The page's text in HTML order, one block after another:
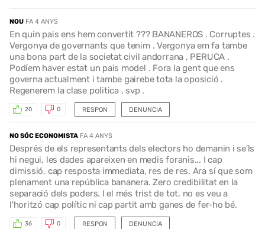
NOU FA 4 ANYS
En quin pais ens hem convertit ??? BANANEROS . Corruptes .
Vergonya de governants que tenim . Vergonya em fa tambe
una bona part de la societat civil andorrana , PERUCA .
Podíem haver estat un pais model . Fora la gent que ens
governa actualment i tambe gairebe tota la oposició .
Regenerem la clase politica , svp .
RESPON
20 0 DENUNCIA
NO SÓC ECONOMISTA FA 4 ANYS
Després de els representants dels electors ho demanin i se'ls
hi negui, les dades apareixen en medis foranis... I cap
dimissió, cap resposta immediata, res de res. Ara sí que som
plenament una república bananera. Zero credibilitat en la
separació dels poders. I el més trist de tot, no es veu a
l'horitzó cap polític ni cap partit amb ganes de fer-ho bé.
RESPON
36 0 DENUNCIA